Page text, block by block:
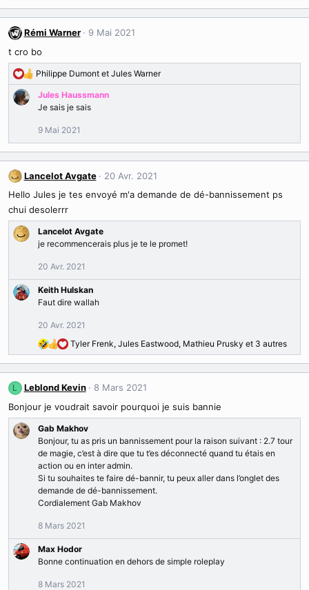
s
:
é
a
c
i
o
s
Rémi Warner
9 Mai 2021
t cro bo
R
é
a
i
o
s
:
Philippe Dumont et Jules Warner
Jules Haussmann
Je sais je sais
9 Mai 2021
Lancelot Avgate
20 Avr. 2021
Hello Jules je tes envoyé m'a demande de dé-bannissement ps
chui desolerrr
Lancelot Avgate
je recommencerais plus je te le promet!
20 Avr. 2021
Keith Hulskan
Faut dire wallah
20 Avr. 2021
R
é
a
c
i
o
n
Tyler Frenk, Jules Eastwood, Mathieu Prusky et 3 autres
L Leblond Kevin
8 Mars 2021
Bonjour je voudrait savoir pourquoi je suis bannie
Gab Makhov
Bonjour, tu as pris un bannissement pour la raison suivant : 2.7 tour
de magie, c’est à dire que tu t’es déconnecté quand tu étais en
action ou en inter admin.
Si tu souhaites te faire dé-bannir, tu peux aller dans l’onglet des
demande de dé-bannissement.
Cordialement Gab Makhov
8 Mars 2021
Max Hodor
Bonne continuation en dehors de simple roleplay
8 Mars 2021